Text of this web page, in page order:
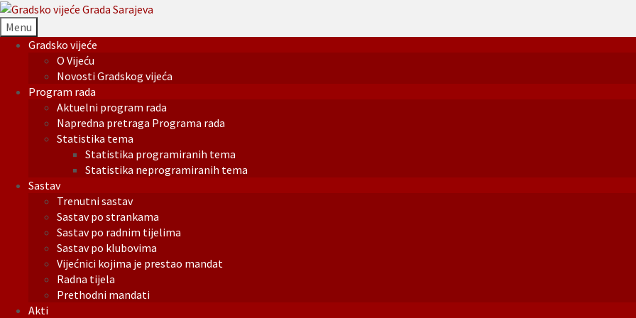
Menu
Gradsko vijeće
O Vijeću
Novosti Gradskog vijeća
Program rada
Aktuelni program rada
Napredna pretraga Programa rada
Statistika tema
Statistika programiranih tema
Statistika neprogramiranih tema
Sastav
Trenutni sastav
Sastav po strankama
Sastav po radnim tijelima
Sastav po klubovima
Vijećnici kojima je prestao mandat
Radna tijela
Prethodni mandati
Akti